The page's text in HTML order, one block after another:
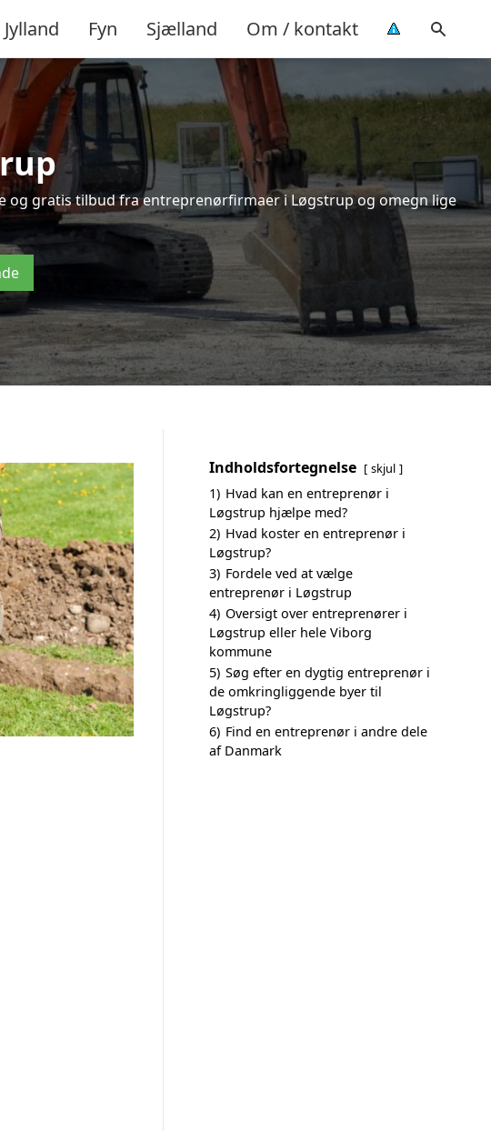
Jylland Fyn Sjælland Om / kontakt
og gratis tilbud fra entreprenørfirmaer i Løgstrup og omegn lige
Indholdsfortegnelse skjul
1) Hvad kan en entreprenør i
Løgstrup hjælpe med?
2) Hvad koster en entreprenør i
Løgstrup?
3) Fordele ved at vælge
entreprenør i Løgstrup
4) Oversigt over entreprenører i
Løgstrup eller hele Viborg
kommune
5) Søg efter en dygtig entreprenør i
de omkringliggende byer til
Løgstrup?
6) Find en entreprenør i andre dele
af Danmark